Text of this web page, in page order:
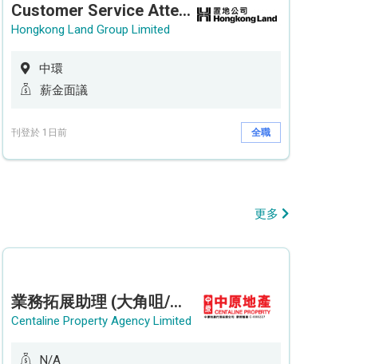
Customer Service Attendant (5-day work)
Hongkong Land Group Limited
中環
薪金面議
刊登於 1日前 全職
更多
業務拓展助理 (大角咀/荔枝角/九龍塘)
Centaline Property Agency Limited
N/A